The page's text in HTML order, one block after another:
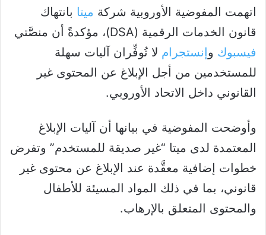
اتهمت المفوضية الأوروبية شركة ميتا بانتهاك
قانون الخدمات الرقمية (DSA)، مؤكدةً أن منصَّتي
فيسبوك وإنستجرام لا تُوفِّران آليات سهلة
للمستخدمين من أجل الإبلاغ عن المحتوى غير
القانوني داخل الاتحاد الأوروبي.
وأوضحت المفوضية في بيانها أن آليات الإبلاغ
المعتمدة لدى ميتا “غير صديقة للمستخدم” وتفرض
خطوات إضافية معقَّدة عند الإبلاغ عن محتوى غير
قانوني، بما في ذلك المواد المسيئة للأطفال
والمحتوى المتعلق بالإرهاب.